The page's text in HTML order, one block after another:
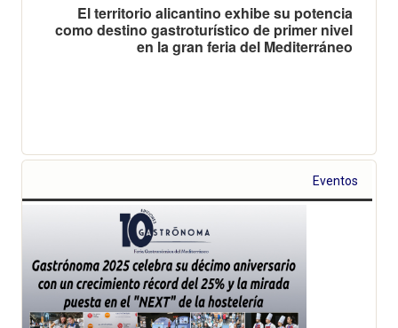
El territorio alicantino exhibe su potencia
como destino gastroturístico de primer nivel
en la gran feria del Mediterráneo
Eventos